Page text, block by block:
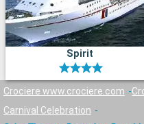
Spirit
Crociere www.crociere.com
Carnival Celebration